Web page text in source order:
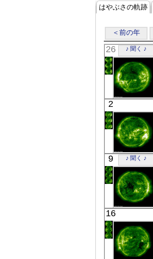
はやぶさの軌跡
＜前の年
26 ♪ 聞く ♪
極端紫外線
2
SOHO
00:24
極端紫外線
9 ♪ 聞く ♪
極端紫外線
16